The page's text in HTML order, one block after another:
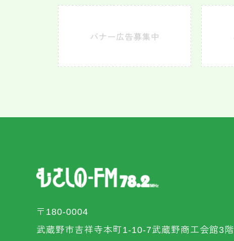
〒180-0004
武蔵野市吉祥寺本町1-10-7武蔵野商工会館3階